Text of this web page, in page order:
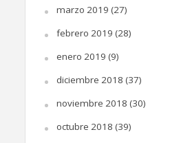
marzo 2019 (27)
febrero 2019 (28)
enero 2019 (9)
diciembre 2018 (37)
noviembre 2018 (30)
octubre 2018 (39)